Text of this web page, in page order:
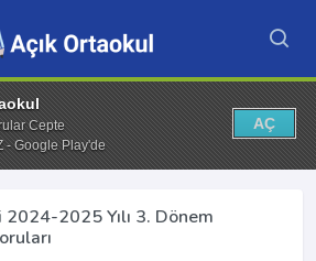
Cepte
- Google Play'de
AÇ
2025 Yılı 3. Dönem